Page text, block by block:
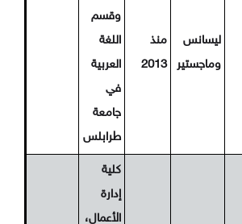
ليسانس
وماجستير
منذ
2013
وقسم
اللغة
العربية
في
جامعة
طرابلس
كلية
إدارة
الأعمال،